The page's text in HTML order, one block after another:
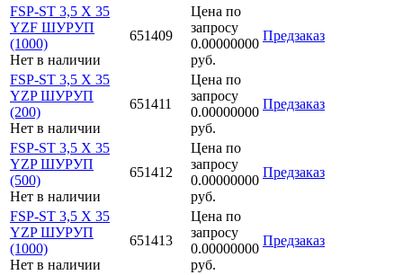
FSP-ST 3,5 X 35
YZF ШУРУП
(1000)
Нет в наличии
651409
Цена по
запросу
0.00000000
руб.
Предзаказ
FSP-ST 3,5 X 35
YZP ШУРУП
(200)
Нет в наличии
651411
Цена по
запросу
0.00000000
руб.
Предзаказ
FSP-ST 3,5 X 35
YZP ШУРУП
(500)
Нет в наличии
651412
Цена по
запросу
0.00000000
руб.
Предзаказ
FSP-ST 3,5 X 35
YZP ШУРУП
(1000)
Нет в наличии
651413
Цена по
запросу
0.00000000
руб.
Предзаказ